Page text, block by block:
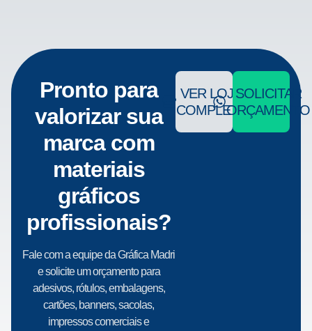
Pronto para
valorizar sua
marca com
materiais
gráficos
profissionais?
Fale com a equipe da Gráfica Madri
e solicite um orçamento para
adesivos, rótulos, embalagens,
cartões, banners, sacolas,
impressos comerciais e
VER LOJA
COMPLETA
SOLICITAR
ORÇAMENTO